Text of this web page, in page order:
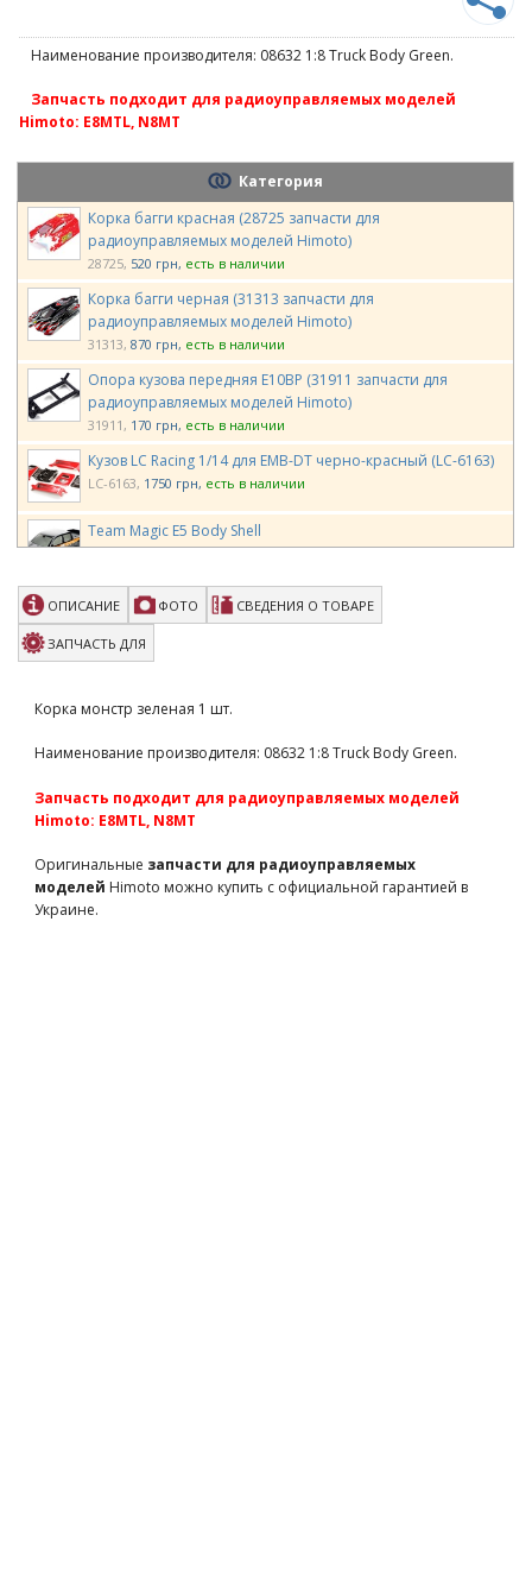
Наименование производителя: 08632 1:8 Truck Body Green.
Запчасть подходит для радиоуправляемых моделей
Himoto: E8MTL, N8MT
Категория
Корка багги красная (28725 запчасти для
радиоуправляемых моделей Himoto)
28725 520 грн есть в наличии
Корка багги черная (31313 запчасти для
радиоуправляемых моделей Himoto)
31313 870 грн есть в наличии
Опора кузова передняя E10BP (31911 запчасти для
радиоуправляемых моделей Himoto)
31911 170 грн есть в наличии
Кузов LC Racing 1/14 для EMB-DT черно-красный (LC-6163)
LC-6163 1750 грн есть в наличии
Team Magic E5 Body Shell
TM510168 2000 грн есть в наличии
Team Magic E5 Body Shell for Brushed Ver. Silver
TM510168E 2250 грн есть в наличии
TM510190B 2000 грн есть в наличии
Team Magic E5 HX - Body 1/10 Racing Truck Red
TM510190R
Кузов (запчасть для краулера WL Toys 24438)
WL-24438-B.0605
ОПИСАНИЕ ФОТО СВЕДЕНИЯ О ТОВАРЕ
ЗАПЧАСТЬ ДЛЯ
Корка монстр зеленая 1 шт.
Наименование производителя: 08632 1:8 Truck Body Green.
Запчасть подходит для радиоуправляемых моделей
Himoto: E8MTL, N8MT
Оригинальные запчасти для радиоуправляемых
моделей Himoto можно купить с официальной гарантией в
Украине.